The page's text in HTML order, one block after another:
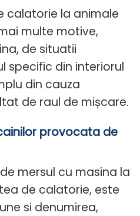
calatorie la animale
multe motive,
de situatii
specific din interiorul
din cauza
de raul de mișcare.
provocata de
mersul cu masina la
de calatorie, este
si denumirea,